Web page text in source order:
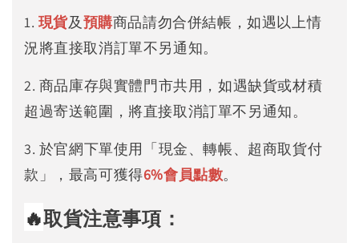
1. 現貨及預購商品請勿合併結帳，如遇以上情
況將直接取消訂單不另通知。
2. 商品庫存與實體門市共用，如遇缺貨或材積
超過寄送範圍，將直接取消訂單不另通知。
3. 於官網下單使用「現金、轉帳、超商取貨付
款」，最高可獲得6%會員點數。
🔥取貨注意事項：